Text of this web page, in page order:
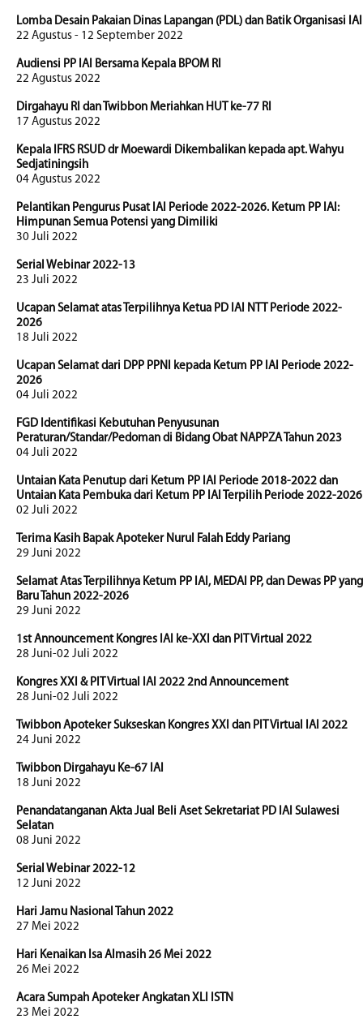
Lomba Desain Pakaian Dinas Lapangan (PDL) dan Batik Organisasi IAI
22 Agustus - 12 September 2022
Audiensi PP IAI Bersama Kepala BPOM RI
22 Agustus 2022
Dirgahayu RI dan Twibbon Meriahkan HUT ke-77 RI
17 Agustus 2022
Kepala IFRS RSUD dr Moewardi Dikembalikan kepada apt. Wahyu
Sedjatiningsih
04 Agustus 2022
Pelantikan Pengurus Pusat IAI Periode 2022-2026. Ketum PP IAI:
Himpunan Semua Potensi yang Dimiliki
30 Juli 2022
Serial Webinar 2022-13
23 Juli 2022
Ucapan Selamat atas Terpilihnya Ketua PD IAI NTT Periode 2022-
2026
18 Juli 2022
Ucapan Selamat dari DPP PPNI kepada Ketum PP IAI Periode 2022-
2026
04 Juli 2022
FGD Identifikasi Kebutuhan Penyusunan
Peraturan/Standar/Pedoman di Bidang Obat NAPPZA Tahun 2023
04 Juli 2022
Untaian Kata Penutup dari Ketum PP IAI Periode 2018-2022 dan
Untaian Kata Pembuka dari Ketum PP IAI Terpilih Periode 2022-2026
02 Juli 2022
Terima Kasih Bapak Apoteker Nurul Falah Eddy Pariang
29 Juni 2022
Selamat Atas Terpilihnya Ketum PP IAI, MEDAI PP, dan Dewas PP yang
Baru Tahun 2022-2026
29 Juni 2022
1st Announcement Kongres IAI ke-XXI dan PIT Virtual 2022
28 Juni-02 Juli 2022
Kongres XXI & PIT Virtual IAI 2022 2nd Announcement
28 Juni-02 Juli 2022
Twibbon Apoteker Sukseskan Kongres XXI dan PIT Virtual IAI 2022
24 Juni 2022
Twibbon Dirgahayu Ke-67 IAI
18 Juni 2022
Penandatanganan Akta Jual Beli Aset Sekretariat PD IAI Sulawesi
Selatan
08 Juni 2022
Serial Webinar 2022-12
12 Juni 2022
Hari Jamu Nasional Tahun 2022
27 Mei 2022
Hari Kenaikan Isa Almasih 26 Mei 2022
26 Mei 2022
Acara Sumpah Apoteker Angkatan XLI ISTN
23 Mei 2022